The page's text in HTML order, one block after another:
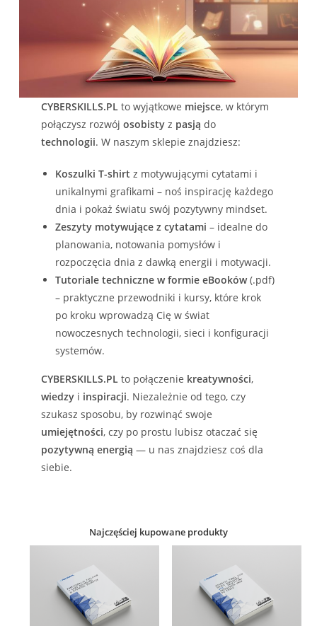
CYBERSKILLS.PL to wyjątkowe miejsce, w którym
połączysz rozwójosobisty z pasją do
technologii. W naszym sklepie znajdziesz:
Koszulki T-shirt z motywującymi cytatami i
unikalnymi grafikami – noś inspirację każdego
dnia i pokaż światu swój pozytywny mindset.
Zeszyty motywujące z cytatami – idealne do
planowania, notowania pomysłów i
rozpoczęcia dnia z dawką energii i motywacji.
Tutoriale techniczne w formie eBooków(.pdf)
– praktyczne przewodniki i kursy, które krok
po kroku wprowadzą Cię w świat
nowoczesnych technologii, sieci i konfiguracji
systemów.
CYBERSKILLS.PL to połączenie kreatywności,
wiedzy i inspiracji. Niezależnie od tego, czy
szukasz sposobu, by rozwinąć swoje
umiejętności, czy po prostu lubisz otaczać się
pozytywną energią — u nas znajdziesz coś dla
siebie.
Najczęściej kupowane produkty